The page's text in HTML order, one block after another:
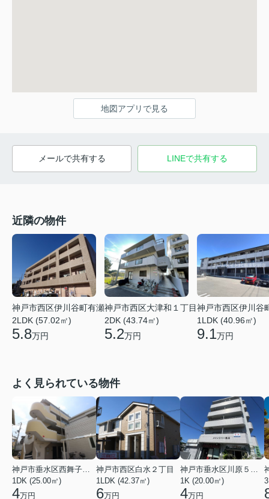
地図アプリで見る
メールで共有する LINEで共有する
近隣の物件
神戸市西区伊川谷町有瀬
2LDK (57.02㎡)
5.8万円
神戸市西区大津和１丁目
2DK (43.74㎡)
5.2万円
神戸市西区伊川谷
1LDK (40.96㎡)
9.1万円
よく見られている物件
神戸市垂水区西舞子２丁目
1DK (25.00㎡)
4万円
神戸市西区白水２丁目
1LDK (42.37㎡)
6万円
神戸市垂水区川原５丁目
1K (20.00㎡)
4万円